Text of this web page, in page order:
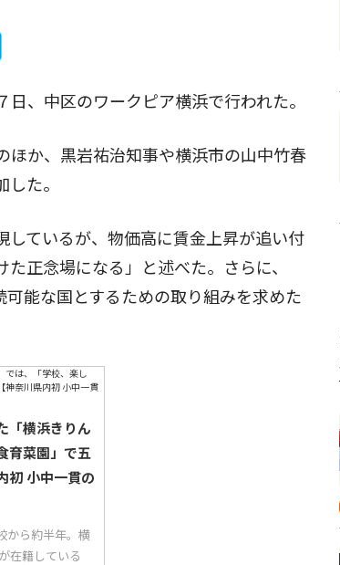
、中区のワークピア横浜で行われた。
か、黒岩祐治知事や横浜市の山中竹春
た。
ているが、物価高に賃金上昇が追い付
正念場になる」と述べた。さらに、
可能な国とするための取り組みを求めた
「横浜きりん
育菜園」で五
初 小中一貫の
から約半年。横
在籍している